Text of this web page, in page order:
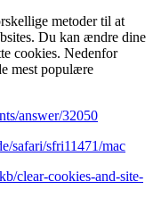
metoder til at
Du kan ændre dine
cookies. Nedenfor
mest populære
answer/32050
safari/sfri11471/mac
clear-cookies-and-site-